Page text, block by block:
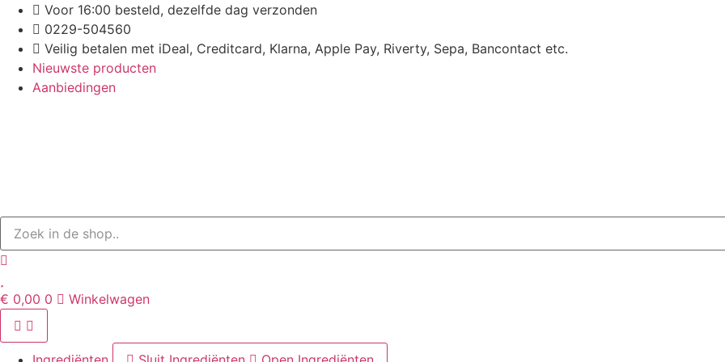
naar
inhoud
Voor 16:00 besteld, dezelfde dag verzonden
0229-504560
Veilig betalen met iDeal, Creditcard, Klarna, Apple Pay, Riverty, Sepa, Bancontact etc.
Nieuwste producten
Aanbiedingen
€ 0,00 0 Winkelwagen